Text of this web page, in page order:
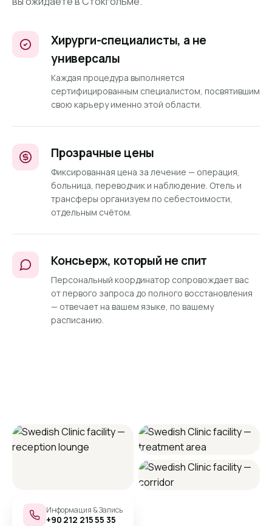
Хирурги-специалисты, а не
универсалы
Каждая процедура выполняется
сертифицированным специалистом, посвятившим
свою карьеру именно этой области.
Прозрачные цены
Фиксированная цена за лечение — операция,
больница, переводчик и наблюдение. Отель и
трансферы организуем по себестоимости,
отдельным счётом.
Консьерж, который не спит
Персональный координатор сопровождает вас
от первого запроса до полного восстановления
— отвечает на вашем языке, по вашему
расписанию.
Информация & Запись
+90 212 215 55 35